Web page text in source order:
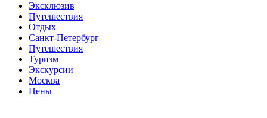
Эксклюзив
Путешествия
Отдых
Санкт-Петербург
Путешествия
Туризм
Экскурсии
Москва
Цены